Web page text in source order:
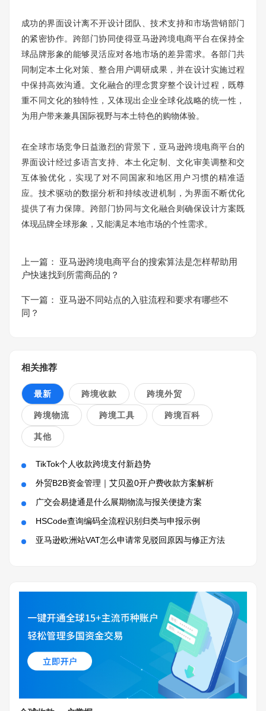
成功的界面设计离不开设计团队、技术支持和市场营销部门
的紧密协作。跨部门协同使得亚马逊跨境电商平台在保持全
球品牌形象的能够灵活应对各地市场的差异需求。各部门共
同制定本土化对策、整合用户调研成果，并在设计实施过程
中保持高效沟通。文化融合的理念贯穿整个设计过程，既尊
重不同文化的独特性，又体现出企业全球化战略的统一性，
为用户带来兼具国际视野与本土特色的购物体验。
在全球市场竞争日益激烈的背景下，亚马逊跨境电商平台的
界面设计经过多语言支持、本土化定制、文化审美调整和交
互体验优化，实现了对不同国家和地区用户习惯的精准适
应。技术驱动的数据分析和持续改进机制，为界面不断优化
提供了有力保障。跨部门协同与文化融合则确保设计方案既
体现品牌全球形象，又能满足本地市场的个性需求。
上一篇：
亚马逊跨境电商平台的搜索算法是怎样帮助用
户快速找到所需商品的？
下一篇：
亚马逊不同站点的入驻流程和要求有哪些不
同？
相关推荐
最新 跨境收款 跨境外贸
跨境物流 跨境工具 跨境百科
其他
TikTok个人收款跨境支付新趋势
外贸B2B资金管理｜艾贝盈0开户费收款方案解析
广交会易捷通是什么展期物流与报关便捷方案
HSCode查询编码全流程识别归类与申报示例
亚马逊欧洲站VAT怎么申请常见驳回原因与修正方法